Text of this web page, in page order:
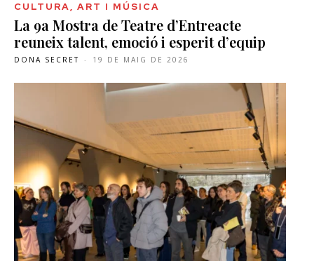
CULTURA, ART I MÚSICA
La 9a Mostra de Teatre d’Entreacte
reuneix talent, emoció i esperit d’equip
DONA SECRET - 19 DE MAIG DE 2026